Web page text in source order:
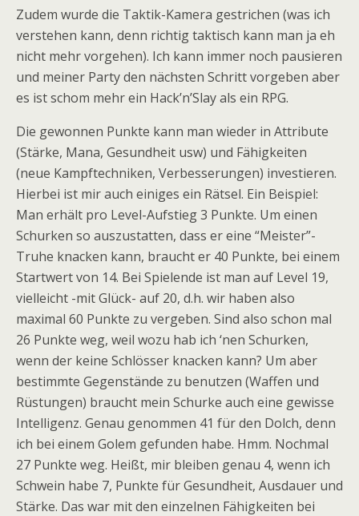
Zudem wurde die Taktik-Kamera gestrichen (was ich
verstehen kann, denn richtig taktisch kann man ja eh
nicht mehr vorgehen). Ich kann immer noch pausieren
und meiner Party den nächsten Schritt vorgeben aber
es ist schom mehr ein Hack’n’Slay als ein RPG.
Die gewonnen Punkte kann man wieder in Attribute
(Stärke, Mana, Gesundheit usw) und Fähigkeiten
(neue Kampftechniken, Verbesserungen) investieren.
Hierbei ist mir auch einiges ein Rätsel. Ein Beispiel:
Man erhält pro Level-Aufstieg 3 Punkte. Um einen
Schurken so auszustatten, dass er eine “Meister”-
Truhe knacken kann, braucht er 40 Punkte, bei einem
Startwert von 14. Bei Spielende ist man auf Level 19,
vielleicht -mit Glück- auf 20, d.h. wir haben also
maximal 60 Punkte zu vergeben. Sind also schon mal
26 Punkte weg, weil wozu hab ich ‘nen Schurken,
wenn der keine Schlösser knacken kann? Um aber
bestimmte Gegenstände zu benutzen (Waffen und
Rüstungen) braucht mein Schurke auch eine gewisse
Intelligenz. Genau genommen 41 für den Dolch, denn
ich bei einem Golem gefunden habe. Hmm. Nochmal
27 Punkte weg. Heißt, mir bleiben genau 4, wenn ich
Schwein habe 7, Punkte für Gesundheit, Ausdauer und
Stärke. Das war mit den einzelnen Fähigkeiten bei